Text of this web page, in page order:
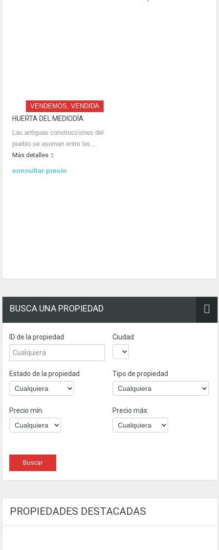
VENDEMOS, VENDIDA
HUERTA DEL MEDIODÍA
Las antiguas construcciones del
pueblo se asoman entre las…
Más detalles
consultar precio
BUSCA UNA PROPIEDAD
ID de la propiedad Ciudad
Estado de la propiedad Tipo de propiedad
Precio mín. Precio máx.
PROPIEDADES DESTACADAS